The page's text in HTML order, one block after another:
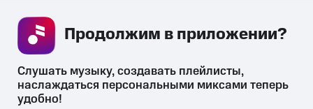
СКАЧАТЬ ПРИЛОЖЕНИЕ
Слушать музыку, создавать плейлисты,
наслаждаться персональными миксами теперь
удобно!